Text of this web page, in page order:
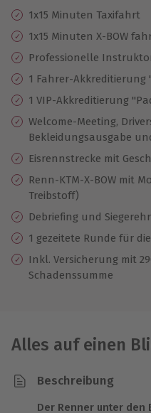
1x15 Minuten Taxifahrt
1x15 Minuten X-BOW
Professionelle
1 Fahrer-Akkreditierung
1 VIP-Akkreditierung
Welcome-Meeting,
Bekleidungsausgabe
Eisrennstrecke mit
Renn-KTM-X-BOW mit
Treibstoff)
Debriefing und
1 gezeitete Runde für
Inkl. Versicherung mit
Schadenssumme
Alles auf einen
Beschreibung
Der Renner unter den